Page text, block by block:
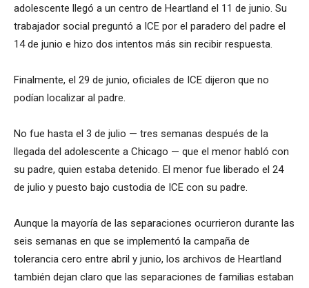
adolescente llegó a un centro de Heartland el 11 de junio. Su
trabajador social preguntó a ICE por el paradero del padre el
14 de junio e hizo dos intentos más sin recibir respuesta.
Finalmente, el 29 de junio, oficiales de ICE dijeron que no
podían localizar al padre.
No fue hasta el 3 de julio — tres semanas después de la
llegada del adolescente a Chicago — que el menor habló con
su padre, quien estaba detenido. El menor fue liberado el 24
de julio y puesto bajo custodia de ICE con su padre.
Aunque la mayoría de las separaciones ocurrieron durante las
seis semanas en que se implementó la campaña de
tolerancia cero entre abril y junio, los archivos de Heartland
también dejan claro que las separaciones de familias estaban